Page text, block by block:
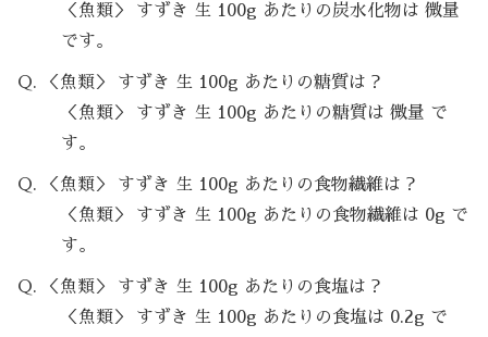
＜魚類＞ すずき 生 100g あたりの炭水化物は 微量
です。
Q. ＜魚類＞ すずき 生 100g あたりの糖質は？
＜魚類＞ すずき 生 100g あたりの糖質は 微量 で
す。
Q. ＜魚類＞ すずき 生 100g あたりの食物繊維は？
＜魚類＞ すずき 生 100g あたりの食物繊維は 0g で
す。
Q. ＜魚類＞ すずき 生 100g あたりの食塩は？
＜魚類＞ すずき 生 100g あたりの食塩は 0.2g で